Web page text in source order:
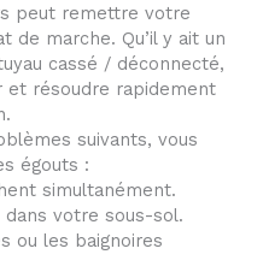
peut remettre votre
de marche. Qu’il y ait un
cassé / déconnecté,
et résoudre rapidement
suivants, vous
égouts :
simultanément.
dans votre sous-sol.
ou les baignoires